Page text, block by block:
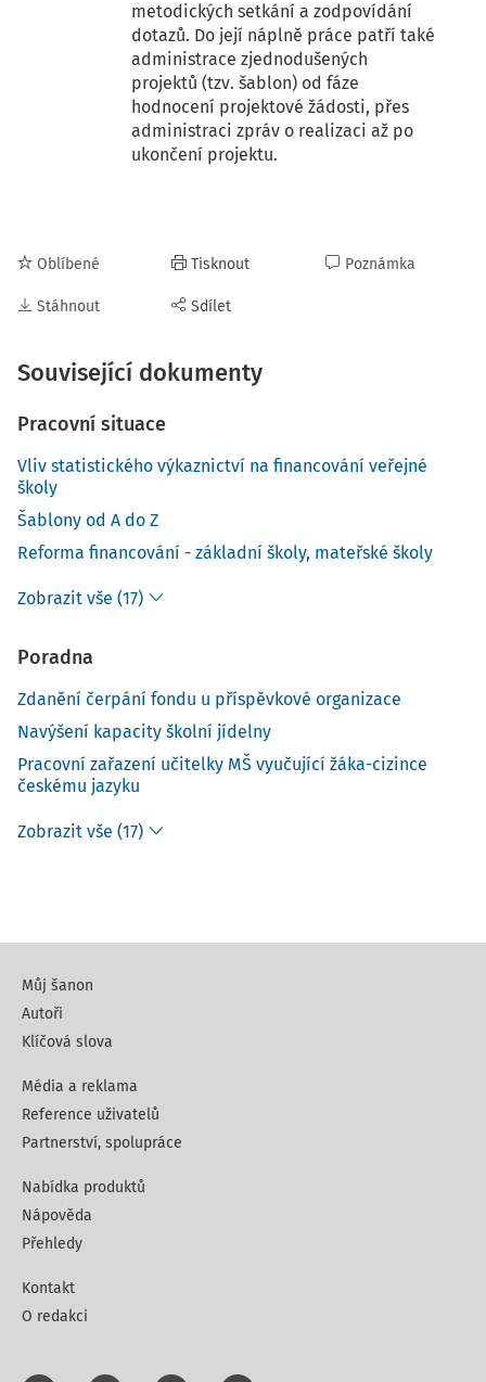
metodických setkání a zodpovídání
dotazů. Do její náplně práce patří také
administrace zjednodušených
projektů (tzv. šablon) od fáze
hodnocení projektové žádosti, přes
administraci zpráv o realizaci až po
ukončení projektu.
Oblíbené
Stáhnout
Tisknout
Sdílet
Poznámka
Související dokumenty
Pracovní situace
Vliv statistického výkaznictví na financování veřejné
školy
Šablony od A do Z
Reforma financování - základní školy, mateřské školy
Zobrazit vše (17)
Poradna
Zdanění čerpání fondu u příspěvkové organizace
Navýšení kapacity školní jídelny
Pracovní zařazení učitelky MŠ vyučující žáka-cizince
českému jazyku
Zobrazit vše (17)
Můj šanon
Autoři
Klíčová slova
Média a reklama
Reference uživatelů
Partnerství, spolupráce
Nabídka produktů
Nápověda
Přehledy
Kontakt
O redakci